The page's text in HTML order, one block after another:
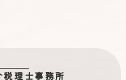
税理士事務所